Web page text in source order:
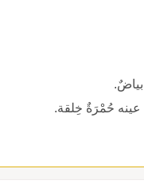
حُمْرَةٌ خِلقة.